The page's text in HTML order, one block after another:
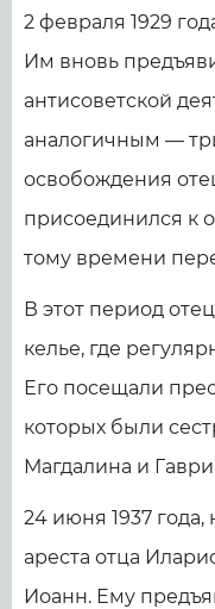
2 февраля 1929
Им вновь
антисоветской
аналогичным —
освобождения
присоединился к
тому времени
В этот период
келье, где
Его посещали
которых были
Магдалина и
24 июня 1937
ареста отца
Иоанн. Ему